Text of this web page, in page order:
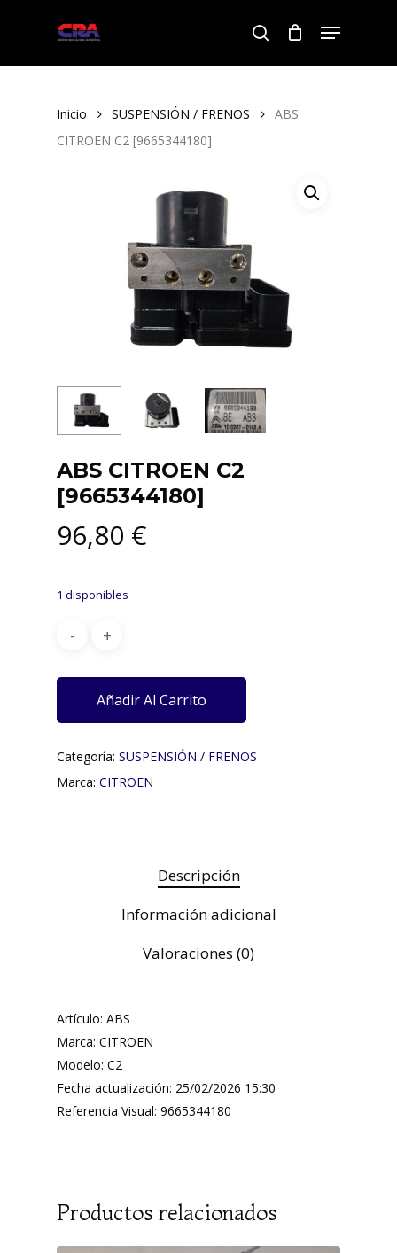
search
Menu
Inicio SUSPENSIÓN / FRENOS
ABS
CITROEN C2 [9665344180]
ABS CITROEN C2
[9665344180]
96,80 €
1 disponibles
Añadir Al Carrito
Categoría: SUSPENSIÓN / FRENOS
Marca: CITROEN
Descripción
Información adicional
Valoraciones (0)
Artículo: ABS
Marca: CITROEN
Modelo: C2
Fecha actualización: 25/02/2026 15:30
Referencia Visual: 9665344180
Productos relacionados